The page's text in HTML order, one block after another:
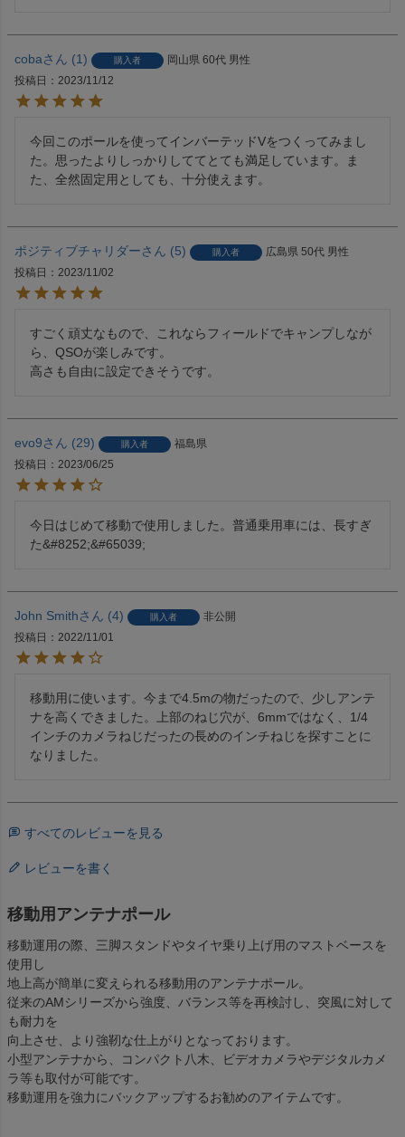
coba 1 購入者 岡山県 60代 男性
投稿日
2023/11/12
今回このポールを使ってインバーテッドVをつくってみまし
た。思ったよりしっかりしててとても満足しています。ま
た、全然固定用としても、十分使えます。
ポジティブチャリダー 5 購入者 広島県 50代 男性
投稿日
2023/11/02
すごく頑丈なもので、これならフィールドでキャンプしなが
ら、QSOが楽しみです。
高さも自由に設定できそうです。
evo9 29 購入者
福島県
投稿日
2023/06/25
今日はじめて移動で使用しました。普通乗用車には、長すぎ
た&#8252;&#65039;
John Smith 4 購入者
非公開
投稿日
2022/11/01
移動用に使います。今まで4.5mの物だったので、少しアンテ
ナを高くできました。上部のねじ穴が、6mmではなく、1/4
インチのカメラねじだったの長めのインチねじを探すことに
なりました。
すべてのレビューを見る
レビューを書く
移動用アンテナポール
移動運用の際、三脚スタンドやタイヤ乗り上げ用のマストベースを
使用し
地上高が簡単に変えられる移動用のアンテナポール。
従来のAMシリーズから強度、バランス等を再検討し、突風に対して
も耐力を
向上させ、より強靭な仕上がりとなっております。
小型アンテナから、コンパクト八木、ビデオカメラやデジタルカメ
ラ等も取付が可能です。
移動運用を強力にバックアップするお勧めのアイテムです。